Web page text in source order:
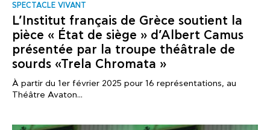
SPECTACLE VIVANT
L’Institut français de Grèce soutient la
pièce « État de siège » d’Albert Camus
présentée par la troupe théâtrale de
sourds «Trela Chromata »
À partir du 1er février 2025 pour 16 représentations, au
Théâtre Avaton...